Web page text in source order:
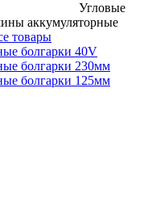
Угловые
аккумуляторные
товары
болгарки 40V
болгарки 230мм
болгарки 125мм